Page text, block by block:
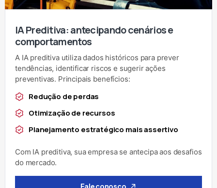
IA Preditiva: antecipando cenários e
comportamentos
A IA preditiva utiliza dados históricos para prever
tendências, identificar riscos e sugerir ações
preventivas. Principais benefícios:
Redução de perdas
Otimização de recursos
Planejamento estratégico mais assertivo
Com IA preditiva, sua empresa se antecipa aos desafios
do mercado.
Fale conosco